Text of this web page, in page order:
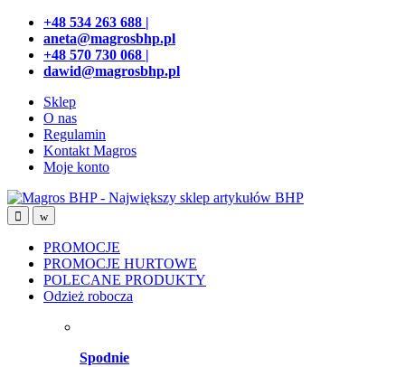
Przejdź
nawigacji
Przeskocz
treści
+48 534 263 688 |
aneta@magrosbhp.pl
+48 570 730 068 |
dawid@magrosbhp.pl
Sklep
O nas
Regulamin
Kontakt Magros
Moje konto
PROMOCJE
PROMOCJE HURTOWE
POLECANE PRODUKTY
Odzież robocza
Spodnie